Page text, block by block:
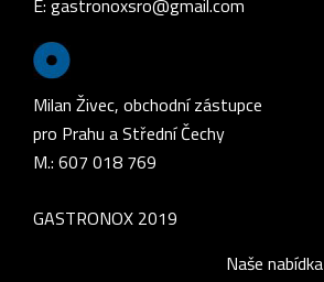
Milan Živec, obchodní zástupce
pro Prahu a Střední Čechy
M.: 607 018 769
GASTRONOX 2019
Naše nabídka